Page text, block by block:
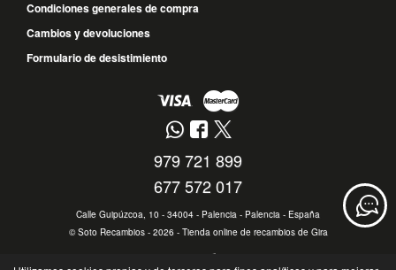
Condiciones generales de compra
Cambios y devoluciones
Formulario de desistimiento
979 721 899
677 572 017
Calle Guipúzcoa, 10 - 34004 - Palencia - Palencia - España
©Soto Recambios- 2026 - Tienda online de recambios de Gira